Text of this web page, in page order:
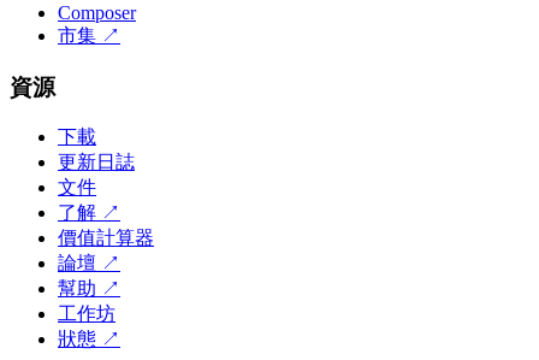
Composer
市集 ↗
資源
下載
更新日誌
文件
了解 ↗
價值計算器
論壇 ↗
幫助 ↗
工作坊
狀態 ↗